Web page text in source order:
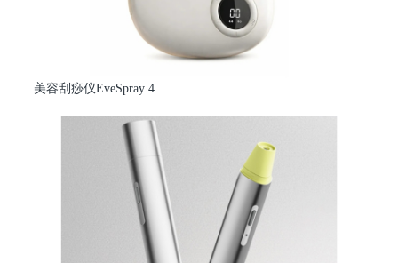
美容刮痧仪EveSpray 4